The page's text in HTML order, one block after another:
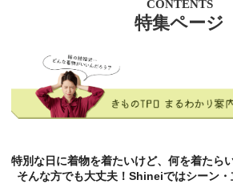
CONTENTS
特集ページ
特別な日に着物を着たいけど、何を着たら
そんな方でも大丈夫！Shineiではシーン